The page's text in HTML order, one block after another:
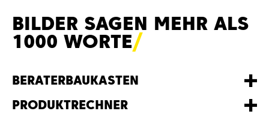
BILDER SAGEN MEHR ALS
1000 WORTE
BERATERBAUKASTEN
PRODUKTRECHNER